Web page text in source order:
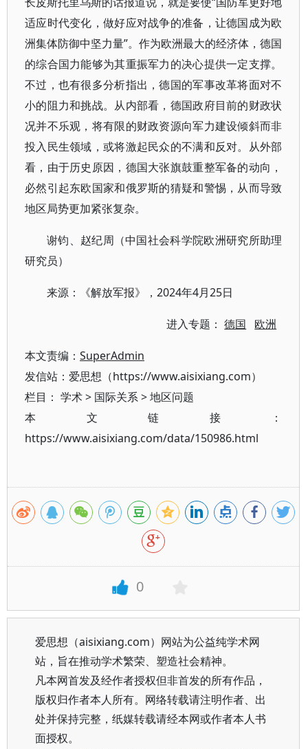
适应时代变化，做好应对战争的准备，让德国成为欧
洲集体防御中坚力量”。作为欧洲最大的经济体，德国
的综合国力能够为其重振军力的决心提供一定支撑。
不过，也有很多分析指出，德国的军事改革将面对不
小的阻力和挑战。从内部看，德国政府目前的财政状
况并不乐观，将有限的财政资源向军力建设倾斜而非
投入民生领域，或将激起民众的不满和反对。从外部
看，由于历史原因，德国大张旗鼓重整军备的动向，
必然引起东欧国家和俄罗斯的猜疑和警惕，从而导致
地区局势更加紧张复杂。
谢钧、赵纪周（中国社会科学院欧洲研究所助理
研究员）
来源：《解放军报》，2024年4月25日
进入专题：德国 欧洲
本文责编： SuperAdmin
发信站：爱思想（https://www.aisixiang.com）
栏目： 学术> 国际关系>地区问题
本文链接：
https://www.aisixiang.com/data/150986.html
0
爱思想（aisixiang.com）网站为公益纯学术网
站，旨在推动学术繁荣、塑造社会精神。
凡本网首发及经作者授权但非首发的所有作品，
版权归作者本人所有。网络转载请注明作者、出
处并保持完整，纸媒转载请经本网或作者本人书
面授权。